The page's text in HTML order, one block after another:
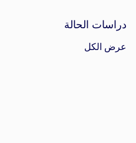
دراسات الحالة
عرض الكل